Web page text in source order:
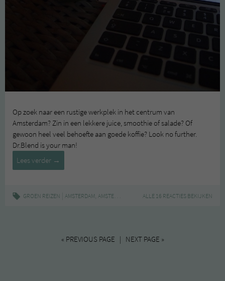
Op zoek naar een rustige werkplek in het centrum van
Amsterdam? Zin in een lekkere juice, smoothie of salade? Of
gewoon heel veel behoefte aan goede koffie? Look no further.
Dr.Blend is your man!
Lees verder Hotspot:
Dr.Blend
→
GROEN REIZEN AMSTERDAM, AMSTERDAM-CENTRUM ,DR BLEND,HOTSPOT,
ALLE 16 REACTIES BEKIJKEN
« PREVIOUS PAGE | NEXT PAGE »